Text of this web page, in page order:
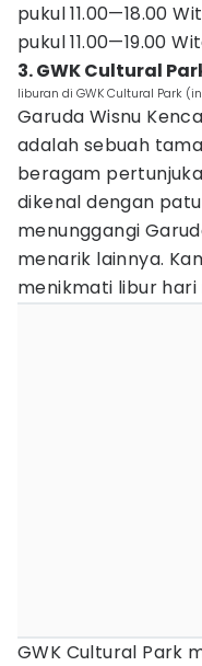
pukul 11.00—18.00
pukul 11.00—19.00
3. GWK Cultural
liburan di GWK Cultural Park
Garuda Wisnu
adalah sebuah
beragam
dikenal dengan
menunggangi
menarik lainnya.
menikmati libur hari
GWK Cultural Park